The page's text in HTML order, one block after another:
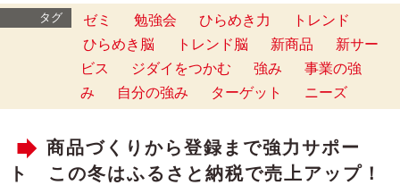
タグ ゼミ 勉強会 ひらめき力
トレンド
ひらめき脳
トレンド脳 新商品
新サー
ビス
ジダイをつかむ 強み
事業の強
み
自分の強み ターゲット ニーズ
商品づくりから登録まで強力サポー
ト この冬はふるさと納税で売上アップ！